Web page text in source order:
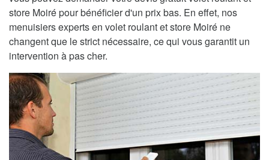
store Moiré pour bénéficier d'un prix bas. En effet, nos
menuisiers experts en volet roulant et store Moiré ne
changent que le strict nécessaire, ce qui vous garantit un
intervention à pas cher.